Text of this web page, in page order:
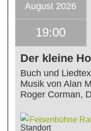
August 2026
19:00
Der kleine
Buch und
Musik von Alan
Roger Corman,
Felsenbühne